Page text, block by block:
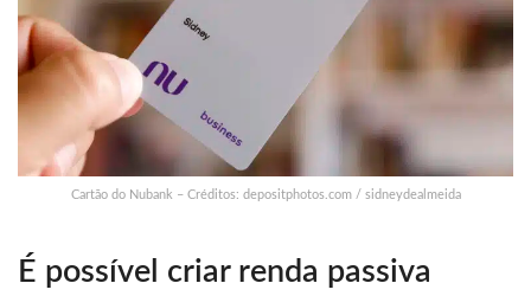
Cartão do Nubank – Créditos: depositphotos.com / sidneydealmeida
É possível criar renda passiva